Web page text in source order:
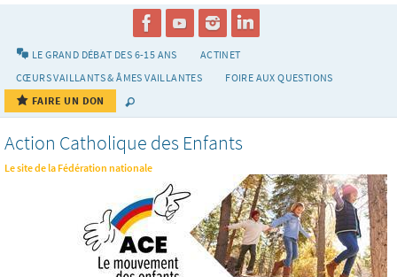
LE GRAND DÉBAT DES 6-15 ANS
ACTINET
CŒURS VAILLANTS & ÂMES VAILLANTES
FOIRE AUX QUESTIONS
FAIRE UN DON
Action Catholique des Enfants
Le site de la Fédération nationale